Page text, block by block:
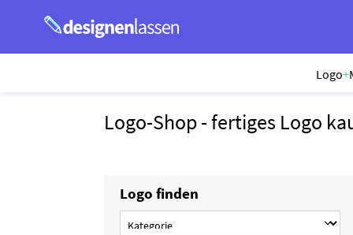
Logo+
Logo-Shop - fertiges Logo
Logo finden